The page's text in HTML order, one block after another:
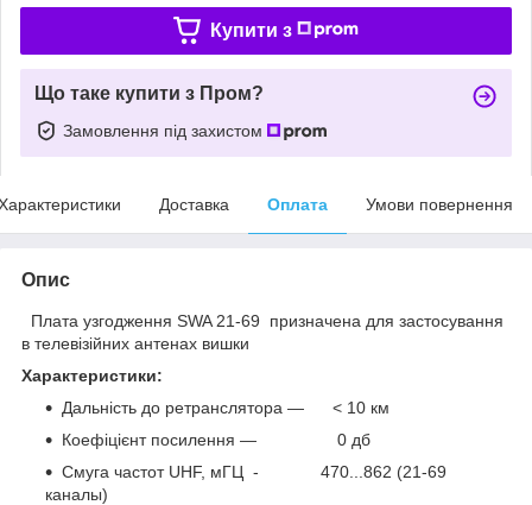
Купити з
Що таке купити з Пром?
Замовлення під захистом
Доставка Оплата Умови повернення
Опис
Плата узгодження SWA 21-69 призначена для застосування
в телевізійних антенах вишки
Характеристики:
Дальність до ретранслятора — < 10 км
Коефіцієнт посилення — 0 дб
Смуга частот UHF, мГЦ - 470...862 (21-69
каналы)